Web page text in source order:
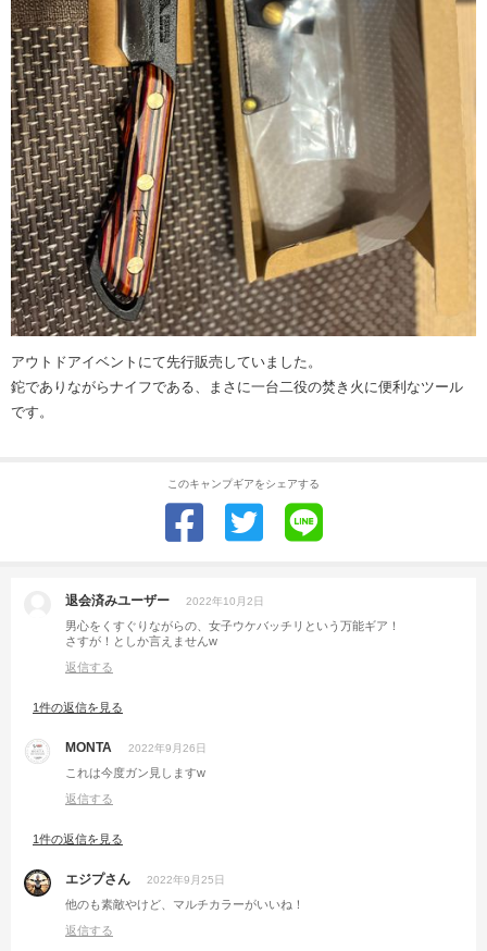
アウトドアイベントにて先行販売していました。
鉈でありながらナイフである、まさに一台二役の焚き火に便利なツール
です。
このキャンプギアをシェアする
退会済みユーザー 2022年10月2日
男心をくすぐりながらの、女子ウケバッチリという万能ギア！
さすが！としか言えませんw
返信する
1件の返信を見る
MONTA 2022年9月26日
これは今度ガン見しますw
返信する
1件の返信を見る
エジプさん 2022年9月25日
他のも素敵やけど、マルチカラーがいいね！
返信する